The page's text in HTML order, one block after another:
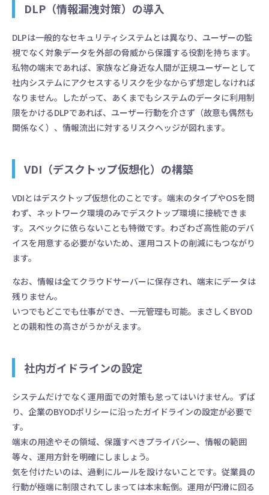
DLP（情報漏洩対策）の導入
DLPは一般的なセキュリティシステムとは異なり、ユーザーの監
視でなく対象データを外部の脅威から保護する役割を持ちます。
私物の端末であれば、家族など身近な人間が正規ユーザーとして
社内システムにアクセスするリスクを少なからず想定しなければ
なりません。したがって、あくまでもシステムのデータに利用制
限をかけるDLPであれば、ユーザー行動を介さず（故意も偶然も
関係なく）、情報流出に対するリスクヘッジが図れます。
VDI（デスクトップ仮想化）の構築
VDIとはデスクトップ仮想化のことです。端末のタイプやOSを問
わず、ネットワーク環境のみでデスクトップ環境に接続できま
す。スペックに依らないことも特徴です。わざわざ高性能のデバ
イスを用意する必要がないため、運用コストの削減にもつながり
ます。
なお、情報は全てクラウドサーバーに保存され、端末にデータは
残りません。
いつでもどこでも仕事ができ、一元管理も可能。まさしくBYOD
との親和性の高さがうかがえます。
社内ガイドラインの設定
システムだけでなく運用面での対策も怠ってはいけません。ずば
り、企業のBYODポリシーに沿ったガイドラインの設定が必要で
す。
端末の用途やその領域、保護すべきプライバシー、情報の範囲
等々、運用方針を明確にしましょう。
気を付けたいのは、過剰にルールを設けないことです。従業員の
行動が極端に制限されてしまっては本末転倒。運用が円滑に回る